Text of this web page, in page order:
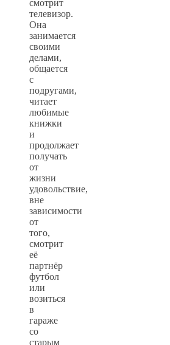
смотрит
телевизор.
Она
занимается
своими
делами,
общается
с
подругами,
читает
любимые
книжки
и
продолжает
получать
от
жизни
удовольствие,
вне
зависимости
от
того,
смотрит
её
партнёр
футбол
или
возиться
в
гараже
со
старым